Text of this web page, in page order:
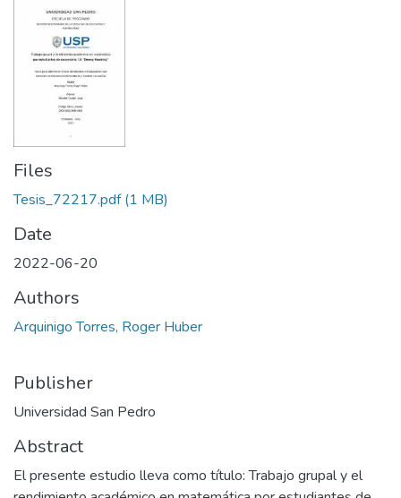
Files
Tesis_72217.pdf(1 MB)
Date
2022-06-20
Authors
Arquinigo Torres, Roger Huber
Publisher
Universidad San Pedro
Abstract
El presente estudio lleva como título: Trabajo grupal y el